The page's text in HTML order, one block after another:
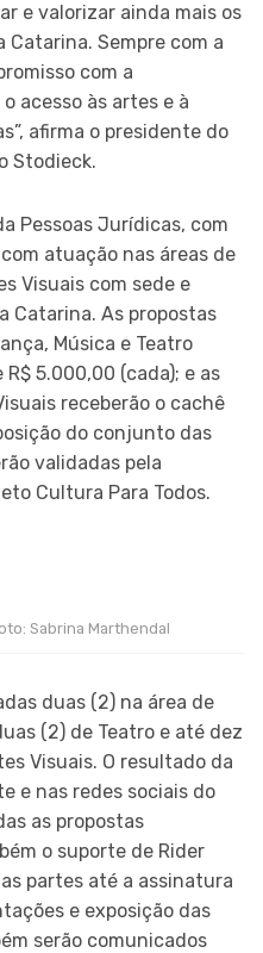
e valorizar ainda mais os
Sempre com a
com a
acesso às artes e à
afirma o presidente do
Stodieck.
Pessoas Jurídicas, com
atuação nas áreas de
Visuais com sede e
Catarina. As propostas
Música e Teatro
5.000,00 (cada); e as
receberão o cachê
do conjunto das
validadas pela
Cultura Para Todos.
Sabrina Marthendal
duas (2) na área de
(2) de Teatro e até dez
Visuais. O resultado da
e nas redes sociais do
as propostas
o suporte de Rider
partes até a assinatura
e exposição das
serão comunicados